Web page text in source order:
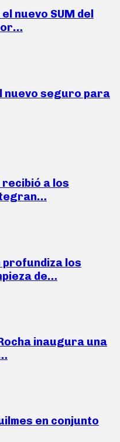
nuevo SUM del
nuevo seguro para
recibió a los
los
de…
inaugura una
en conjunto